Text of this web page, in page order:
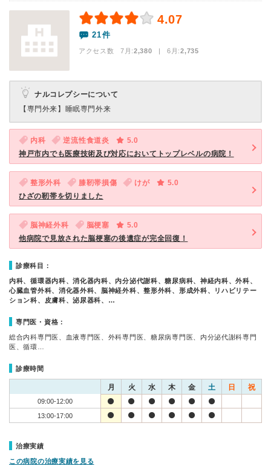
4.07
21件
アクセス数 7月:2,380 | 6月:2,735
ナルコレプシーについて
【専門外来】 睡眠専門外来
内科 逆流性食道炎
5.0
神戸市内でも医療技術及び対応においてトップレベルの病院！
整形外科 膝靭帯損傷 けが
5.0
ひざの靭帯を切りました
脳神経外科 脳梗塞
5.0
他病院で見放された脳梗塞の後遺症が完全回復！
診療科目：
内科、循環器内科、消化器内科、内分泌代謝科、糖尿病科、神経内科、外科、
心臓血管外科、消化器外科、脳神経外科、整形外科、形成外科、リハビリテー
ション科、皮膚科、泌尿器科、…
専門医・資格：
総合内科専門医、血液専門医、外科専門医、糖尿病専門医、内分泌代謝科専門
医、循環…
診療時間
月 火 水 木 金 土 日 祝
09:00-12:00
13:00-17:00
治療実績
この病院の治療実績を見る